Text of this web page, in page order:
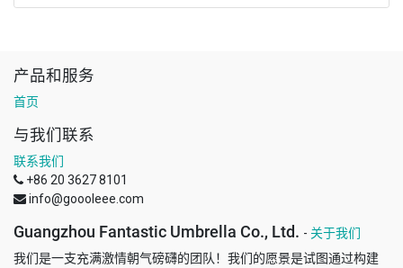
产品和服务
首页
与我们联系
联系我们
+86 20 3627 8101
info@goooleee.com
Guangzhou Fantastic Umbrella Co., Ltd. - 关于我们
我们是一支充满激情朝气磅礴的团队！我们的愿景是试图通过构建